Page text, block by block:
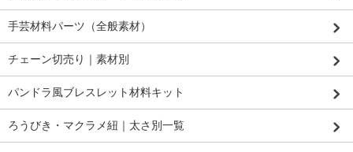
手芸材料パーツ（全般素材）
チェーン切売り｜素材別
パンドラ風ブレスレット材料キット
ろうびき・マクラメ紐｜太さ別一覧